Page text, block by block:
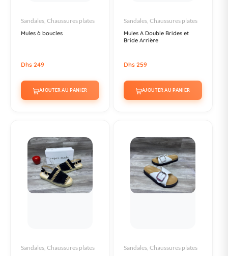
Sandales, Chaussures plates
Mules à boucles
Dhs 249
AJOUTER AU PANIER
Sandales, Chaussures plates
Mules A Double Brides et
Bride Arrière
Dhs 259
AJOUTER AU PANIER
Sandales, Chaussures plates Sandales, Chaussures plates